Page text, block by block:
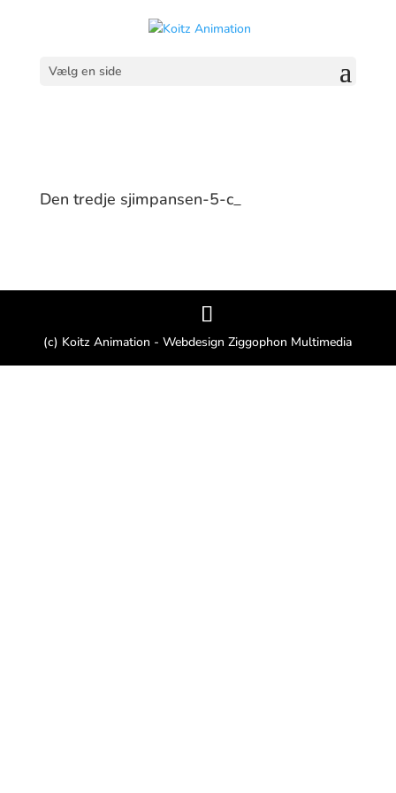
Vælg en side
Den tredje sjimpansen-5-c_
(c) Koitz Animation - Webdesign Ziggophon Multimedia